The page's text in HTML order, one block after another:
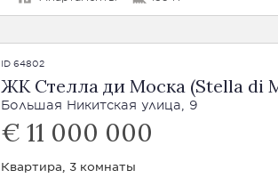
ID 64802
ЖК Стелла ди Моска (Stella di
Большая Никитская улица, 9
€ 11 000 000
Квартира, 3 комнаты